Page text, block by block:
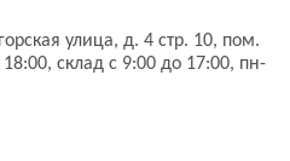
улица, д. 4 стр. 10, пом.
склад с 9:00 до 17:00, пн-